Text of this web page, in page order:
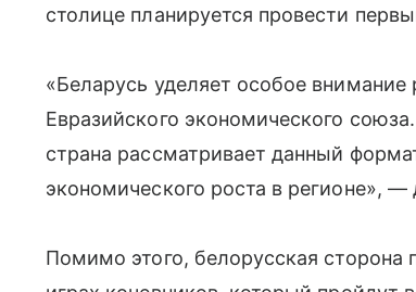
столице планируется провести
«Беларусь уделяет особое
Евразийского экономического
страна рассматривает данный
экономического роста в регионе»,
Помимо этого, белорусская сторона